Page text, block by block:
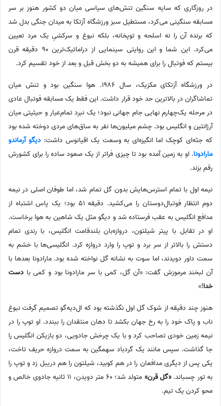
در روزگاری که سایه سنگین تنش‌های سیاسی میان دو کشور هنوز بر سر
مسابقه سنگینی می‌کرد، مستطیل سبز ورزشگاه آزتکا به میدان جنگی بدل شد
که برنده آن را نه اسلحه و توپخانه، بلکه نبوغ و سرکشیِ یک مرد تعیین
می‌کرد. این شما و این روایتی سینمایی از دراماتیک‌ترین 90 دقیقه قرن
بیستم که فوتبال را برای همیشه به دو بخش قبل و بعد از خود تقسیم کرد.
در ورزشگاه آزتکای مکزیک، سال 1986. هوا سنگین بود و تنش میان
تماشاگران در بالاترین حد خود قرار داشت. این فقط یک مسابقه فوتبال عادی
در مرحله یک‌چهارم نهایی جام جهانی نبود؛ یک نبرد تمام‌عیار و حیثیتی میان
آرژانتین و انگلیس بود. چشم میلیون‌ها نفر به ساق‌های مردی دوخته شده بود
که جثه‌ای کوچک اما انگیزه‌ای به وسعت یک اقیانوس داشت:دیگو آرماندو
مارادونا. او به زمین آمده بود تا چیزی فراتر از یک صعود ساده را برای کشورش
رقم بزند.
نیمه اول با تمام استرس‌هایش بدون گل تمام شد، اما طوفان اصلی در نیمه
دوم انتظار فوتبال‌دوستان را می‌کشید. دقیقه 51 بود؛ یک پاس اشتباه از
مدافع انگلیس به عقب فرستاده شد و دیگو مثل یک شاهین به هوا برخاست.
او در تقابل با پیتر شیلتون، دروازه‌بان بلندقامت انگلیس، با رندی تمام
دستش را بالاتر از سر برد و توپ را وارد دروازه کرد. انگلیسی‌ها با خشم به
سمت داور دویدند، اما سوت به نشانه گل نواخته شده بود. مارادونا بعدها با
آن لبخند مرموزش گفت: «آن گل، کمی با سر مارادونا بود و کمی با دست
خدا!»
هنوز چند دقیقه از شوک گل اول نگذشته بود که ال‌دیه‌گو تصمیم گرفت نبوغ
ناب و پاک خود را به رخ جهان بکشد تا دهان منتقدان را ببندد. او توپ را در
نیمه زمین خودی تصاحب کرد و با یک چرخش جادویی، دو بازیکن انگلیس را
جا گذاشت. سپس مانند یک گردباد سهمگین به سمت دروازه حریف تاخت،
یکی پس از دیگری مدافعان را در هم کوبید، شیلتون را هم دریبل زد و توپ را
به تور چسباند.«گل قرن»
متولد شد؛ 60 متر دویدن، 11 ثانیه جادوی خالص و
محو کردن یک تیم.